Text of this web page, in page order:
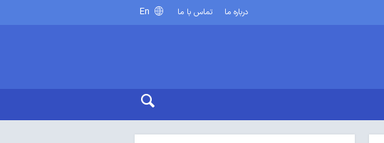
درباره ما تماس با ما